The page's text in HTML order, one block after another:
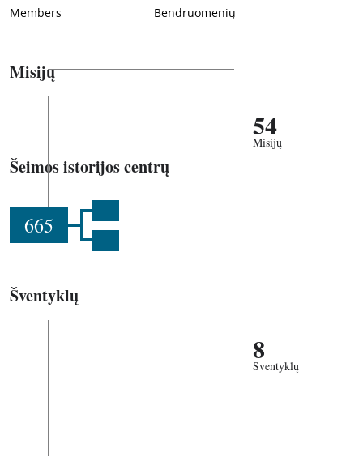
Members Bendruomenių
Misijų
54
Misijų
Šeimos istorijos centrų
665
Šventyklų
8
Šventyklų